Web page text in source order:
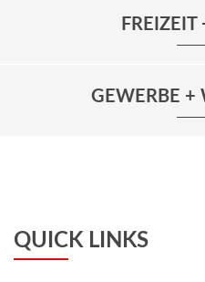
FREIZEIT
GEWERBE +
QUICK LINKS